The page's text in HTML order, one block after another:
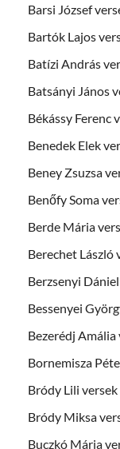
Barsi József
Bartók Lajos
Batízi András
Batsányi János
Békássy Ferenc
Benedek Elek
Beney Zsuzsa
Benőfy Soma
Berde Mária
Berechet László
Berzsenyi
Bessenyei
Bezerédj Amália
Bornemisza
Bródy Lili versek
Bródy Miksa
Buczkó Mária